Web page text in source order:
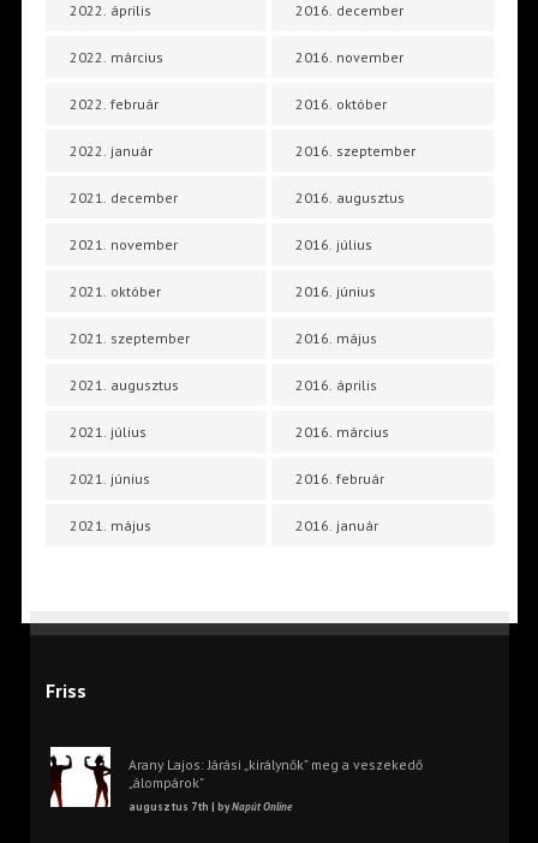
2022. április
2022. március
2022. február
2022. január
2021. december
2021. november
2021. október
2021. szeptember
2021. augusztus
2021. július
2021. június
2021. május
2016. december
2016. november
2016. október
2016. szeptember
2016. augusztus
2016. július
2016. június
2016. május
2016. április
2016. március
2016. február
2016. január
Friss
Arany Lajos: Járási „királynők” meg a veszekedő
„álompárok”
augusztus 7th | byNapút Online